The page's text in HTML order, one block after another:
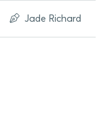
Jade Richard